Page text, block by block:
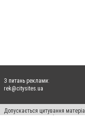
З питань реклами:
rek@citysites.ua
Допускається цитування
пошукових систем